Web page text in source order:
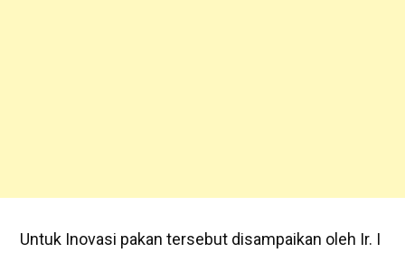
Untuk Inovasi pakan tersebut disampaikan oleh Ir. I